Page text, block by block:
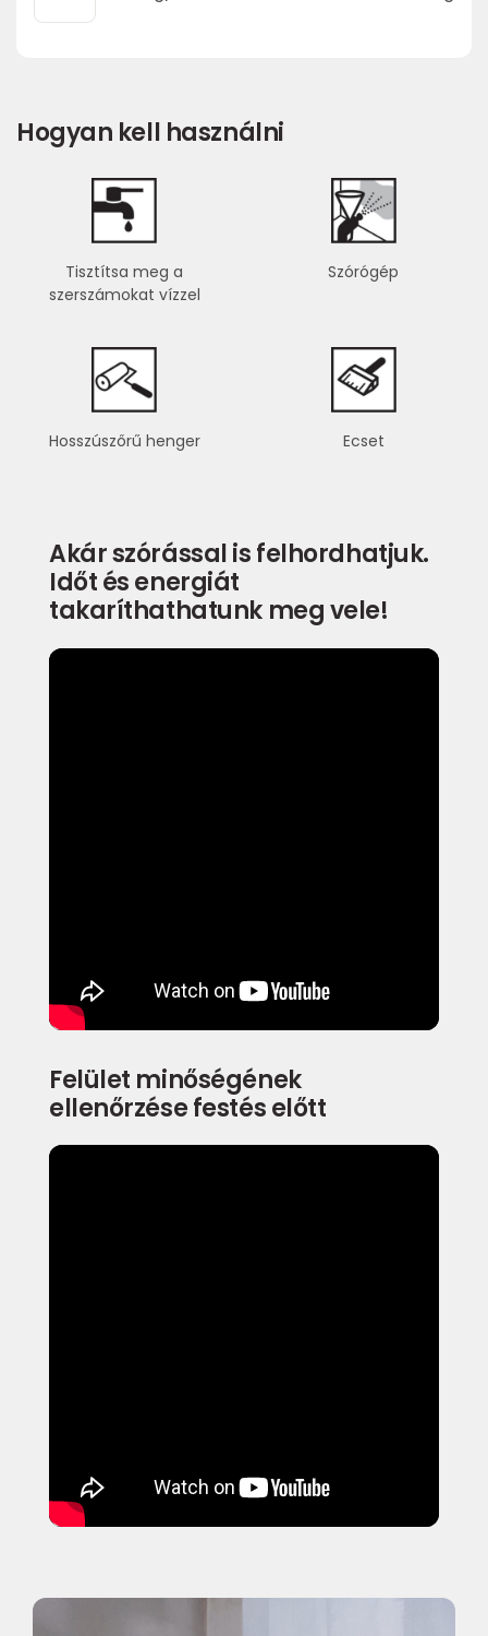
Hogyan kell használni
Tisztítsa meg a
szerszámokat vízzel
Szórógép
Hosszúszőrű henger Ecset
Akár szórással is felhordhatjuk.
Időt és energiát
takaríthathatunk meg vele!
Felület minőségének
ellenőrzése festés előtt